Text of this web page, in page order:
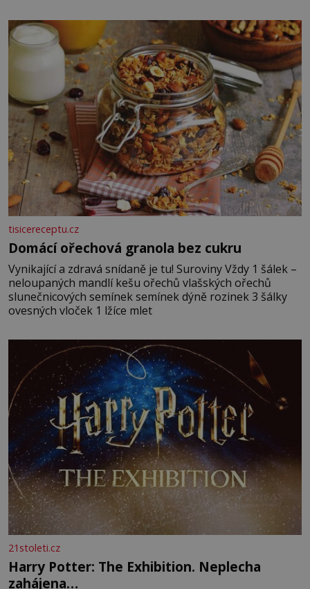
posypání Postup: Oddělte žloutky od bílků. Žloutky
vyšlehejte s cukrem do světlé pěny a postupně do nich
vmíchejte mascarpone, aby vznikl hladký
tisicereceptu.cz
Domácí ořechová granola bez cukru
Vynikající a zdravá snídaně je tu! Suroviny Vždy 1 šálek –
neloupaných mandlí kešu ořechů vlašských ořechů
slunečnicových semínek semínek dýně rozinek 3 šálky
ovesných vloček 1 lžíce mlet
21stoleti.cz
Harry Potter: The Exhibition. Neplecha
zahájena…